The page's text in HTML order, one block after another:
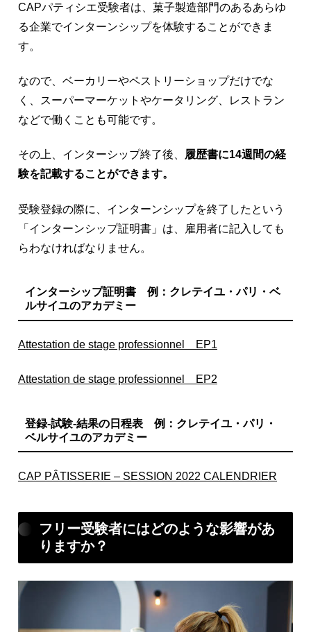
CAPパティシエ受験者は、菓子製造部門のあるあらゆ
る企業でインターンシップを体験することができま
す。
なので、ベーカリーやペストリーショップだけでな
く、スーパーマーケットやケータリング、レストラン
などで働くことも可能です。
その上、インターシップ終了後、
履歴書に14週間の経
験を記載することができます。
受験登録の際に、インターンシップを終了したという
「インターンシップ証明書」は、雇用者に記入しても
らわなければなりません。
インターシップ証明書 例：クレテイユ・パリ・ベ
ルサイユのアカデミー
Attestation de stage professionnel EP1
Attestation de stage professionnel EP2
登録-試験-結果の日程表 例：クレテイユ・パリ・
ベルサイユのアカデミー
CAP PÂTISSERIE – SESSION 2022 CALENDRIER
フリー受験者にはどのような影響があ
りますか？